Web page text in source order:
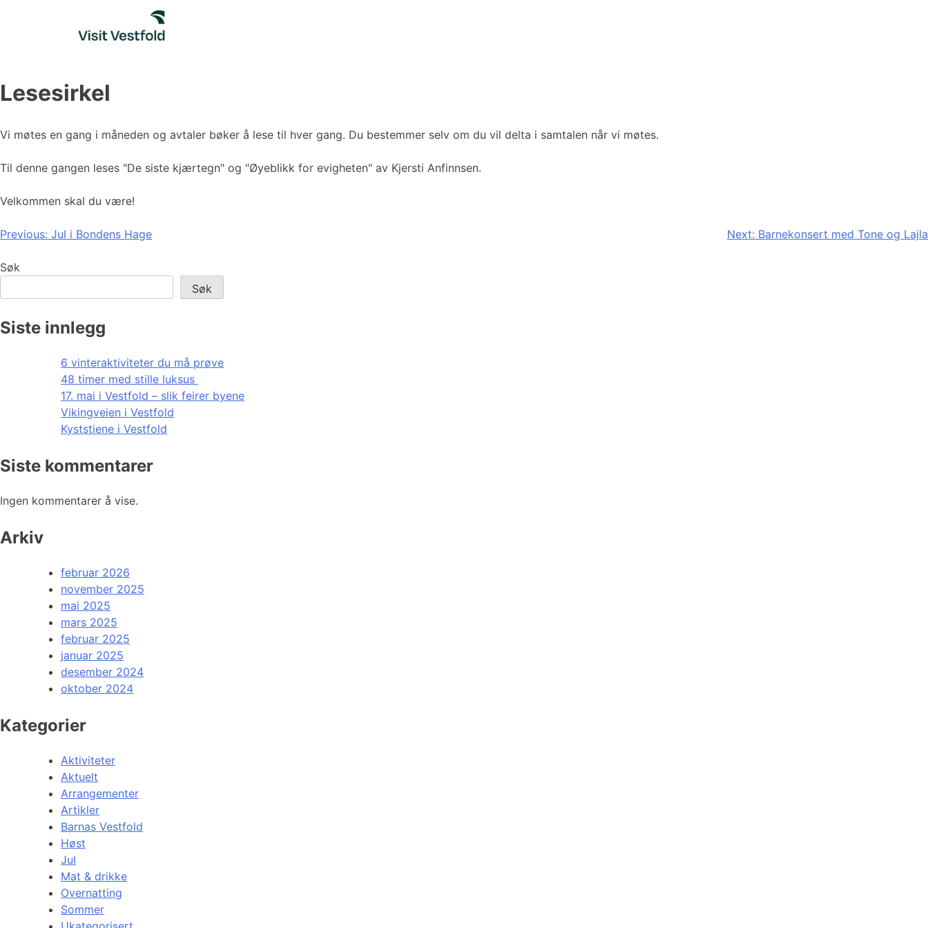
Lesesirkel
Vi møtes en gang i måneden og avtaler bøker å lese til hver gang. Du bestemmer selv om du vil delta i samtalen når vi møtes.
Til denne gangen leses "De siste kjærtegn" og "Øyeblikk for evigheten" av Kjersti Anfinnsen.
Velkommen skal du være!
Innleggsnavigasjon
Previous: Jul i Bondens Hage Next: Barnekonsert med Tone og Lajla
Søk
Søk
Siste innlegg
6 vinteraktiviteter du må prøve
48 timer med stille luksus
17. mai i Vestfold – slik feirer byene
Vikingveien i Vestfold
Kyststiene i Vestfold
Siste kommentarer
Ingen kommentarer å vise.
Arkiv
februar 2026
november 2025
mai 2025
mars 2025
februar 2025
januar 2025
desember 2024
oktober 2024
Kategorier
Aktiviteter
Aktuelt
Arrangementer
Artikler
Barnas Vestfold
Høst
Jul
Mat & drikke
Overnatting
Sommer